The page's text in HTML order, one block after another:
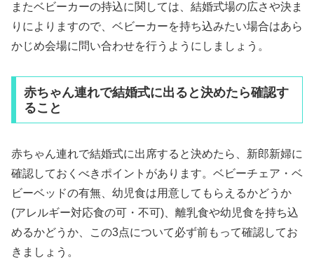
またベビーカーの持込に関しては、結婚式場の広さや決ま
りによりますので、ベビーカーを持ち込みたい場合はあら
かじめ会場に問い合わせを行うようにしましょう。
赤ちゃん連れで結婚式に出ると決めたら確認す
ること
赤ちゃん連れで結婚式に出席すると決めたら、新郎新婦に
確認しておくべきポイントがあります。ベビーチェア・ベ
ビーベッドの有無、幼児食は用意してもらえるかどうか
(アレルギー対応食の可・不可)、離乳食や幼児食を持ち込
めるかどうか、この3点について必ず前もって確認してお
きましょう。